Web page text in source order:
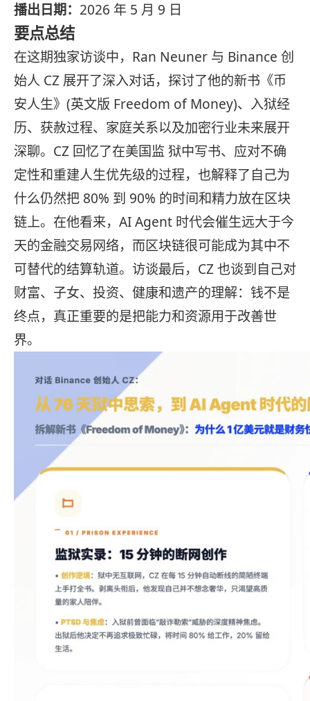
播出日期： 2026 年 5 月 9 日
要点总结
在这期独家访谈中，Ran Neuner 与 Binance 创
始人 CZ 展开了深入对话，探讨了他的新书《币
安人生》(英文版 Freedom of Money)、入狱经
历、获赦过程、家庭关系以及加密行业未来展开
深聊。CZ 回忆了在美国监 狱中写书、应对不确
定性和重建人生优先级的过程，也解释了自己为
什么仍然把 80% 到 90% 的时间和精力放在区块
链上。在他看来，AI Agent 时代会催生远大于今
天的金融交易网络，而区块链很可能成为其中不
可替代的结算轨道。访谈最后，CZ 也谈到自己对
财富、子女、投资、健康和遗产的理解：钱不是
终点，真正重要的是把能力和资源用于改善世
界。